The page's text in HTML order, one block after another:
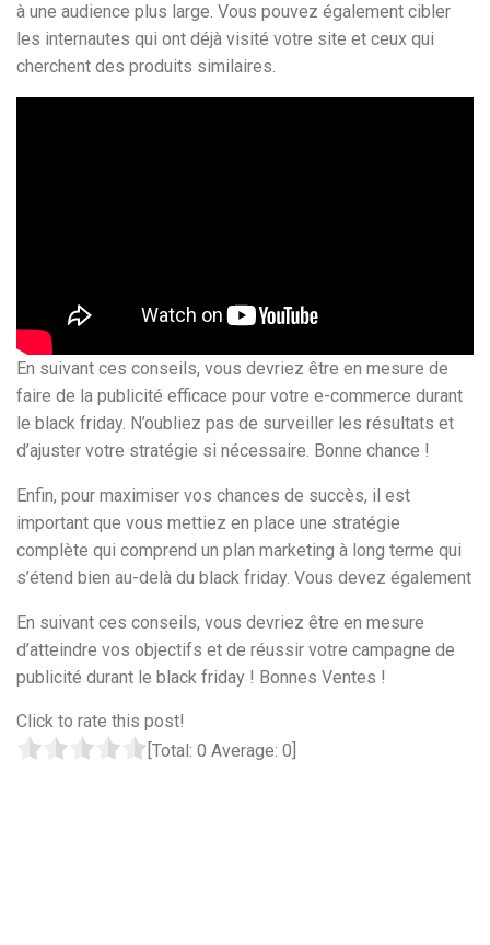
à une audience plus large. Vous pouvez également cibler
les internautes qui ont déjà visité votre site et ceux qui
cherchent des produits similaires.
En suivant ces conseils, vous devriez être en mesure de
faire de la publicité efficace pour votre e-commerce durant
le black friday. N’oubliez pas de surveiller les résultats et
d’ajuster votre stratégie si nécessaire. Bonne chance !
Enfin, pour maximiser vos chances de succès, il est
important que vous mettiez en place une stratégie
complète qui comprend un plan marketing à long terme qui
s’étend bien au-delà du black friday. Vous devez également
En suivant ces conseils, vous devriez être en mesure
d’atteindre vos objectifs et de réussir votre campagne de
publicité durant le black friday ! Bonnes Ventes !
Click to rate this post!
[Total: 0 Average: 0